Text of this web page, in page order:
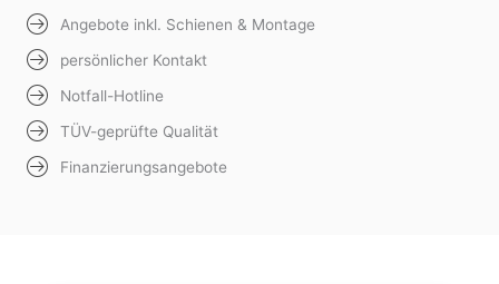
Angebote inkl. Schienen & Montage
persönlicher Kontakt
Notfall-Hotline
TÜV-geprüfte Qualität
Finanzierungsangebote